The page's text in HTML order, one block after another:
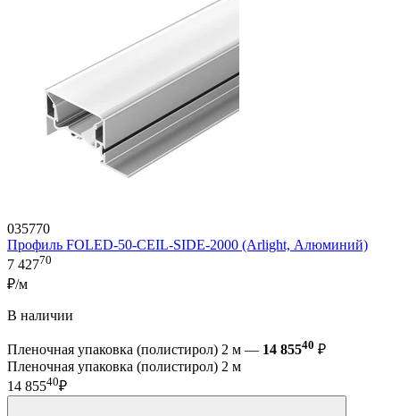
035770
Профиль FOLED-50-CEIL-SIDE-2000 (Arlight, Алюминий)
7 42770
₽/м
В наличии
Пленочная упаковка (полистирол) 2 м — 14 85540 ₽
Пленочная упаковка (полистирол) 2 м
14 85540₽